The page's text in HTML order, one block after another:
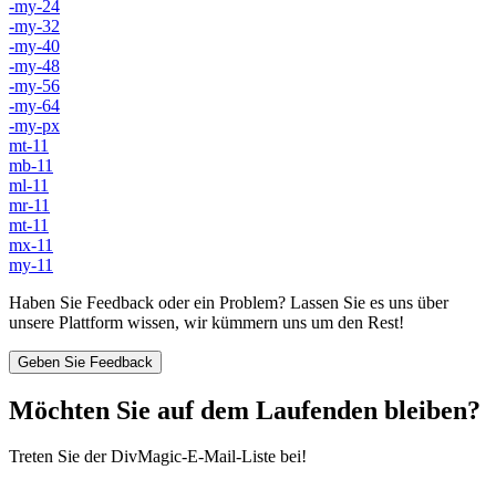
-my-24
-my-32
-my-40
-my-48
-my-56
-my-64
-my-px
mt-11
mb-11
ml-11
mr-11
mt-11
mx-11
my-11
Haben Sie Feedback oder ein Problem? Lassen Sie es uns über
unsere Plattform wissen, wir kümmern uns um den Rest!
Geben Sie Feedback
Möchten Sie auf dem Laufenden bleiben?
Treten Sie der DivMagic-E-Mail-Liste bei!